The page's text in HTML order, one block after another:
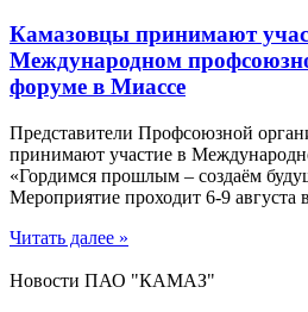
Камазовцы принимают
Международном
форуме в Миассе
Представители Профсоюзной
принимают участие в
«Гордимся прошлым – создаём
Мероприятие проходит 6-9
Читать далее »
Новости ПАО "КАМАЗ"